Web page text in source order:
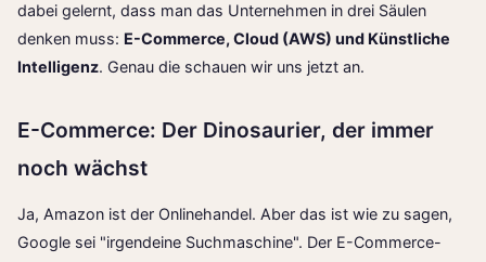
dabei gelernt, dass man das Unternehmen in drei Säulen
denken muss: E-Commerce, Cloud (AWS) und Künstliche
Intelligenz. Genau die schauen wir uns jetzt an.
E-Commerce: Der Dinosaurier, der immer
noch wächst
Ja, Amazon ist der Onlinehandel. Aber das ist wie zu sagen,
Google sei "irgendeine Suchmaschine". Der E-Commerce-